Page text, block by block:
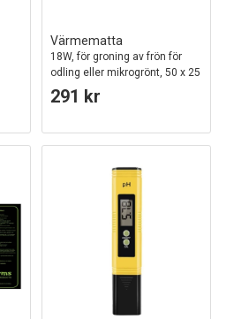
Värmematta
18W, för groning av frön för
odling eller mikrogrönt, 50 x 25
cm, 1,2 meter sladd
291 kr